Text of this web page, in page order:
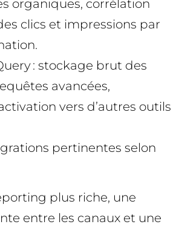
organiques, corrélation
clics et impressions par
: stockage brut des
avancées,
vers d’autres outils
pertinentes selon
plus riche, une
entre les canaux et une